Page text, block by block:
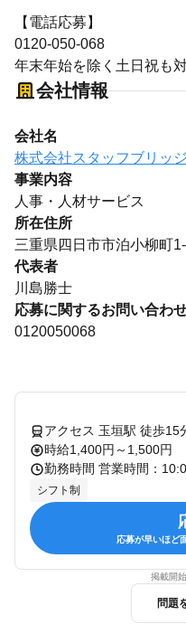
【電話応募】
0120-050-068
年末年始を除く土日祝も
会社情報
会社名
株式会社スタッフブリッジ
事業内容
人事・人材サービス
所在住所
三重県四日市市泊小柳町
代表者
川島勝士
応募に関するお問い合わ
0120050068
アクセス 玉垣駅 徒歩15
時給1,400円～1,500円
シフト制
応募が早いほど
掲載開始
問題